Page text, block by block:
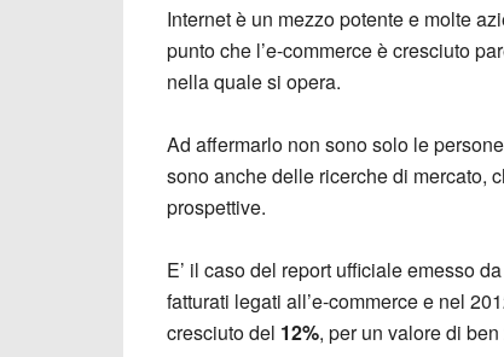
Internet è un mezzo potente e molte
punto che l’e-commerce è cresciuto
nella quale si opera.
Ad affermarlo non sono solo le
sono anche delle ricerche di mercato,
prospettive.
E’ il caso del report ufficiale emesso da
fatturati legati all’e-commerce e nel
cresciuto del 12%, per un valore di ben